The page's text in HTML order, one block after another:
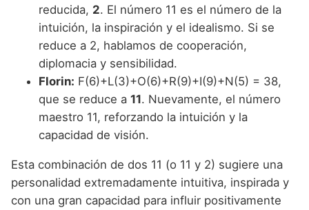
reducida, 2. El número 11 es el número de la
intuición, la inspiración y el idealismo. Si se
reduce a 2, hablamos de cooperación,
diplomacia y sensibilidad.
Florin: F(6)+L(3)+O(6)+R(9)+I(9)+N(5) = 38,
que se reduce a 11. Nuevamente, el número
maestro 11, reforzando la intuición y la
capacidad de visión.
Esta combinación de dos 11 (o 11 y 2) sugiere una
personalidad extremadamente intuitiva, inspirada y
con una gran capacidad para influir positivamente